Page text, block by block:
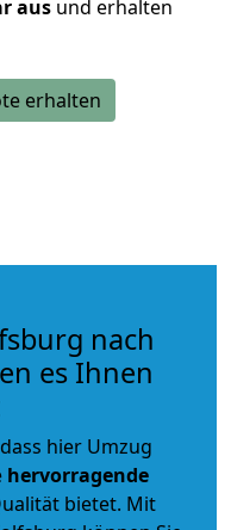
aus und erhalten
erhalten
nach
es Ihnen
hier Umzug
hervorragende
bietet. Mit